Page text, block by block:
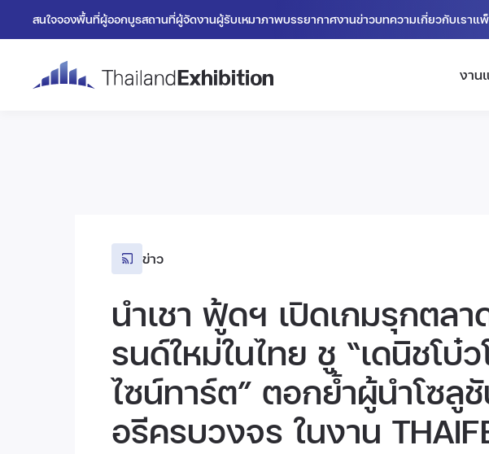
สนใจจองพื้นที่ผู้ออกบูธสถานที่ผู้จัดงานผู้รับเหมาภาพบรรยากาศงานข่าวบทความเกี่ยวกับเราแ
งาน
ข่าว
นําเชา ฟู้ดฯ เปิดเกมรุกตลา
รนด์ใหม่ในไทย ชู “เดนิชโบ๋
ไซน์ทาร์ต” ตอกย้ำผู้นำโซลู
อรีครบวงจร ในงาน